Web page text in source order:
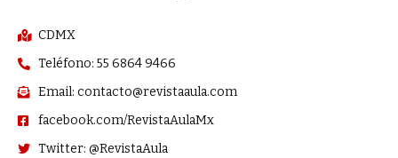
CDMX
Teléfono: 55 6864 9466
Email: contacto@revistaaula.com
facebook.com/RevistaAulaMx
Twitter: @RevistaAula